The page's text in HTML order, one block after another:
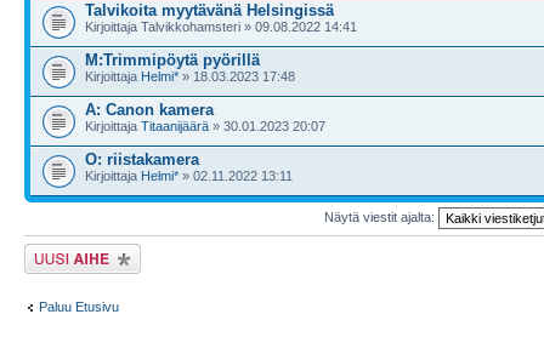
Talvikoita myytävänä Helsingissä
Kirjoittaja Talvikkohamsteri » 09.08.2022 14:41
M:Trimmipöytä pyörillä
Kirjoittaja Helmi* » 18.03.2023 17:48
A: Canon kamera
Kirjoittaja Titaanijäärä » 30.01.2023 20:07
O: riistakamera
Kirjoittaja Helmi* » 02.11.2022 13:11
Näytä viestit ajalta:
Lähetä uusi viesti
Paluu Etusivu